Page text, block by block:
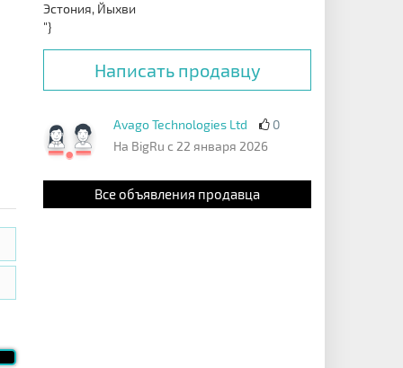
Эстония, Йыхви
"}
Написать продавцу
Avago Technologies Ltd
0
На BigRu с 22 января 2026
Все объявления продавца